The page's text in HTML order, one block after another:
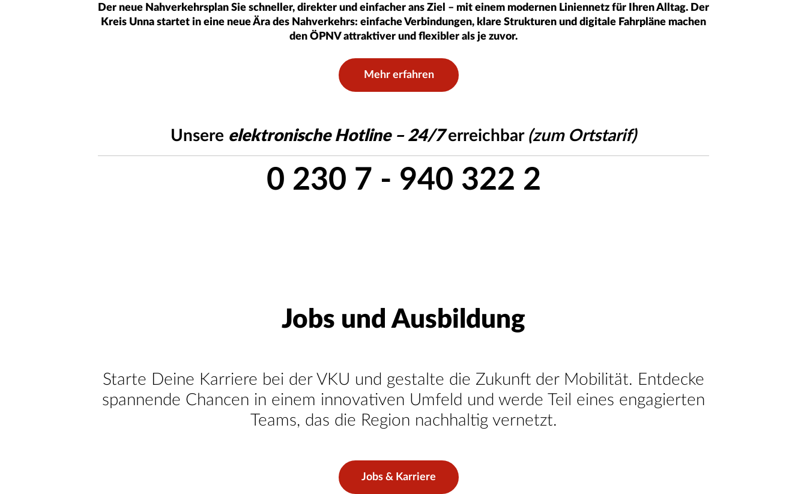
Der neue Nahverkehrsplan Sie schneller, direkter und einfacher ans Ziel – mit einem modernen Liniennetz für Ihren Alltag. Der
Kreis Unna startet in eine neue Ära des Nahverkehrs: einfache Verbindungen, klare Strukturen und digitale Fahrpläne machen
den ÖPNV attraktiver und flexibler als je zuvor.
Mehr erfahren
Unsere elektronische Hotline – 24/7erreichbar (zum Ortstarif)
0 230 7 - 940 322 2
Jobs und Ausbildung
Starte Deine Karriere bei der VKU und gestalte die Zukunft der Mobilität. Entdecke
spannende Chancen in einem innovativen Umfeld und werde Teil eines engagierten
Teams, das die Region nachhaltig vernetzt.
Jobs & Karriere